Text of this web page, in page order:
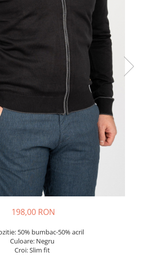
198,00 RON
50% bumbac-50% acril
Culoare: Negru
Croi: Slim fit